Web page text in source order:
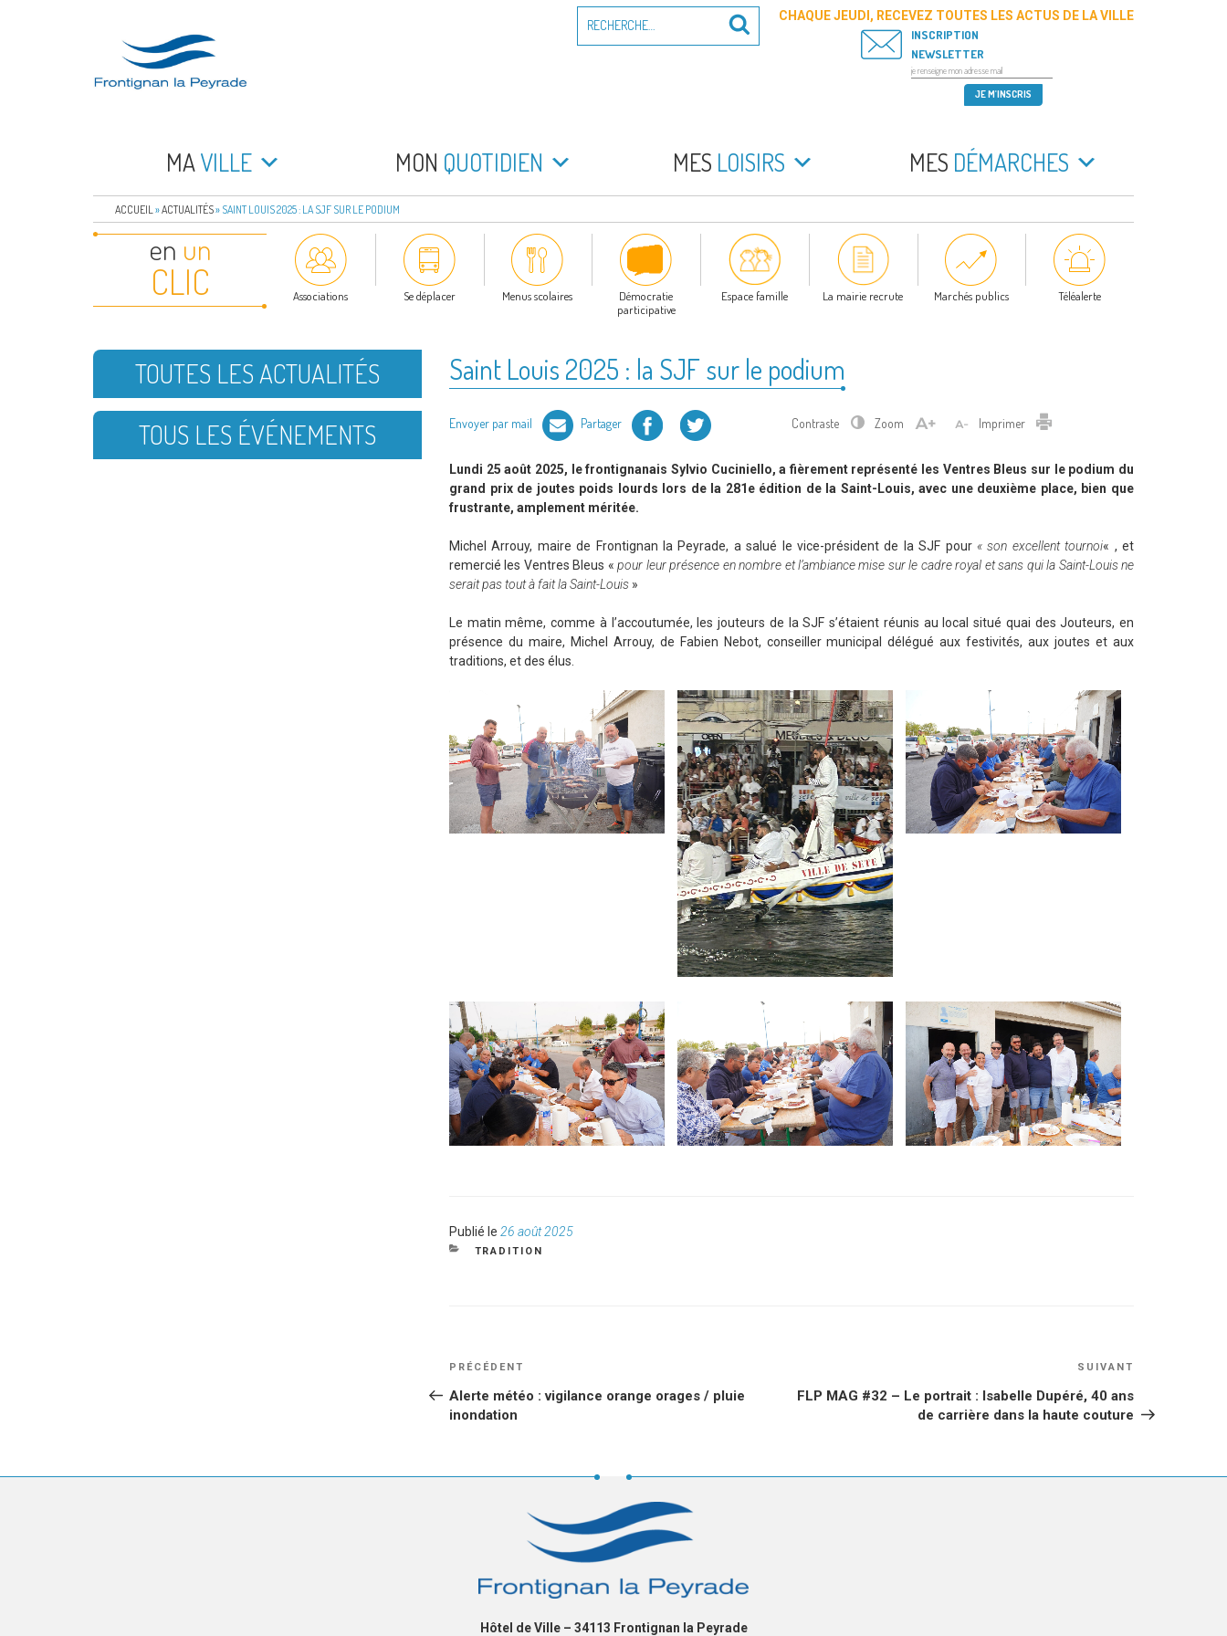
FRONTIGNAN LA PEYRADE
pour
Recherche
CHAQUE JEUDI, RECEVEZ TOUTES LES ACTUS DE LA VILLE
INSCRIPTION
NEWSLETTER
MAVILLE MON QUOTIDIEN MES LOISIRS MES DÉMARCHES
ACCUEIL »ACTUALITÉS» SAINT LOUIS 2025 : LA SJF SUR LE PODIUM
en un
CLIC Associations Se déplacer Menus scolaires
Démocratie
participative
Espace famille La mairie recrute Marchés publics Téléalerte
Saint Louis 2025 : la SJF sur le podium
Envoyer par mail Partager Facebook Twitter Contraste Zoom Imprimer Imprimer
Lundi 25 août 2025, le frontignanais Sylvio Cuciniello, a fièrement représenté les Ventres Bleus sur le podium du
grand prix de joutes poids lourds lors de la 281e édition de la Saint-Louis, avec une deuxième place, bien que
frustrante, amplement méritée.
Michel Arrouy, maire de Frontignan la Peyrade, a salué le vice-président de la SJF pour « son excellent tournoi« , et
remercié les Ventres Bleus «pour leur présence en nombre et l’ambiance mise sur le cadre royal et sans qui la Saint-Louis ne
serait pas tout à fait la Saint-Louis »
Le matin même, comme à l’accoutumée, les jouteurs de la SJF s’étaient réunis au local situé quai des Jouteurs, en
présence du maire, Michel Arrouy, de Fabien Nebot, conseiller municipal délégué aux festivités, aux joutes et aux
traditions, et des élus.
Publié le Publié
le
26 août 2025
CATÉGORIES
TRADITION
NAVIGATION
DE
L’ARTICLE
Article
PRÉCÉDENT
Alerte météo : vigilance orange orages / pluie
inondation
SUIVANT
FLP MAG #32 – Le portrait : Isabelle Dupéré, 40 ans
de carrière dans la haute couture
TOUTES LES ACTUALITÉS
TOUS LES ÉVÉNEMENTS
Hôtel de Ville – 34113 Frontignan la Peyrade